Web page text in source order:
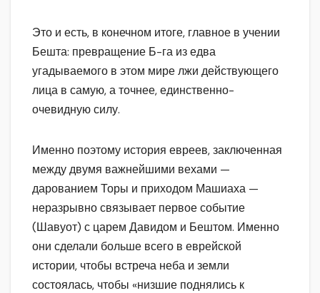
Это и есть, в конечном итоге, главное в учении
Бешта: превращение Б-га из едва
угадываемого в этом мире лжи действующего
лица в самую, а точнее, единственно-
очевидную силу.
Именно поэтому история евреев, заключенная
между двумя важнейшими вехами —
дарованием Торы и приходом Машиаха —
неразрывно связывает первое событие
(Шавуот) с царем Давидом и Бештом. Именно
они сделали больше всего в еврейской
истории, чтобы встреча неба и земли
состоялась, чтобы «низшие поднялись к